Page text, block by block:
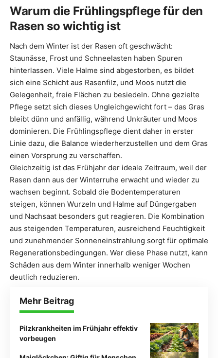
Warum die Frühlingspflege für den
Rasen so wichtig ist
Nach dem Winter ist der Rasen oft geschwächt:
Staunässe, Frost und Schneelasten haben Spuren
hinterlassen. Viele Halme sind abgestorben, es bildet
sich eine Schicht aus Rasenfilz, und Moos nutzt die
Gelegenheit, freie Flächen zu besiedeln. Ohne gezielte
Pflege setzt sich dieses Ungleichgewicht fort – das Gras
bleibt dünn und anfällig, während Unkräuter und Moos
dominieren. Die Frühlingspflege dient daher in erster
Linie dazu, die Balance wiederherzustellen und dem Gras
einen Vorsprung zu verschaffen.
Gleichzeitig ist das Frühjahr der ideale Zeitraum, weil der
Rasen dann aus der Winterruhe erwacht und wieder zu
wachsen beginnt. Sobald die Bodentemperaturen
steigen, können Wurzeln und Halme auf Düngergaben
und Nachsaat besonders gut reagieren. Die Kombination
aus steigenden Temperaturen, ausreichend Feuchtigkeit
und zunehmender Sonneneinstrahlung sorgt für optimale
Regenerationsbedingungen. Wer diese Phase nutzt, kann
Schäden aus dem Winter innerhalb weniger Wochen
deutlich reduzieren.
Mehr Beitrag
Pilzkrankheiten im Frühjahr effektiv
vorbeugen